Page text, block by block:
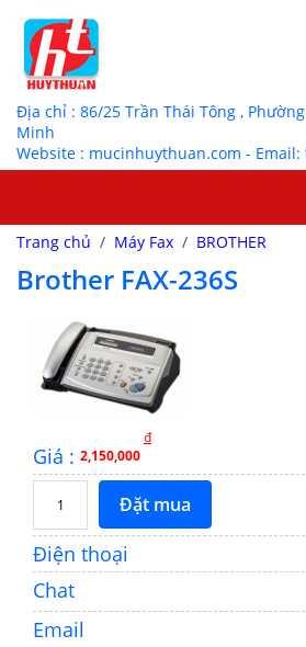
Địa chỉ : 86/25 Trần Thái Tông ,
Minh
Website : mucinhuythuan.com -
Trang chủ / Máy Fax / BROTHER
Brother FAX-236S
Giá : 2,150,000
đ
Đặt mua
Điện thoại
Chat
Email